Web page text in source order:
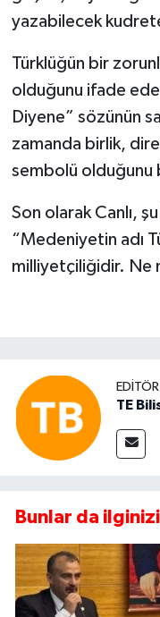
yazabilecek
Türklüğün bir
olduğunu ifade
Diyene” sözünün
zamanda birlik,
sembolü olduğunu
Son olarak Canlı,
“Medeniyetin adı
milliyetçiliğidir. Ne
TE
Bunlar da